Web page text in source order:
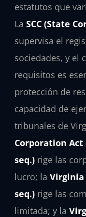
estatutos que
La SCC (State
supervisa el
sociedades, y el
requisitos es
protección de
capacidad de
tribunales de
Corporation Act
seq.) rige las
lucro; la Virginia
seq.) rige las
limitada; y la